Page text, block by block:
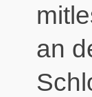
an